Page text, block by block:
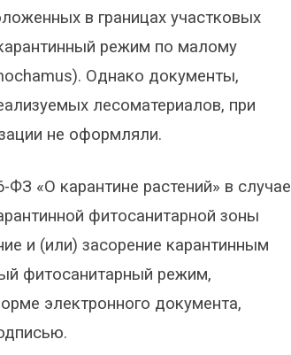
в границах участковых
режим по малому
Однако документы,
лесоматериалов, при
не оформляли.
«О карантине растений» в случае
фитосанитарной зоны
и (или) засорение карантинным
фитосанитарный режим,
электронного документа,